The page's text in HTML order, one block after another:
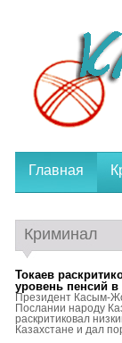
Главная
Криминал
Токаев
уровень пенсий в
Президент Касым-
Послании народу
раскритиковал
Казахстане и дал